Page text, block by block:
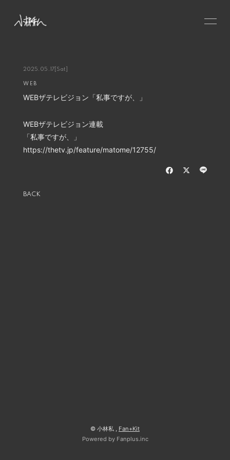
NEWS
SCHEDULE
PROFILE
VIDEO
DISCOGRAPHY
2025.05.17[Sat]
WEB
WEBザテレビジョン「私事ですが、」
WEBザテレビジョン連載
「私事ですが、」
https://thetv.jp/feature/matome/12755/
BACK
© 小林私 , Fan+Kit
Powered by Fanplus.inc